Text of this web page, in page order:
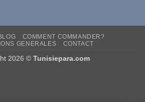
COMMENT COMMANDER?
GENERALES
CONTACT
2026 © Tunisiepara.com